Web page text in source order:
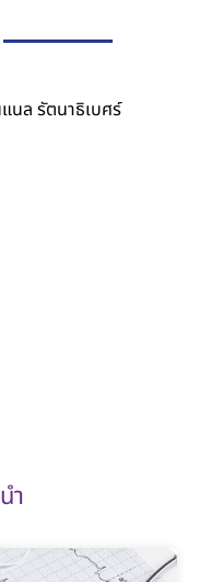
นล รัตนาธิเบศร์
ำ